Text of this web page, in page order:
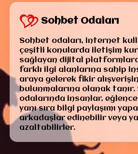
Sohbet Odaları
Sohbet odaları, internet
çeşitli konularda iletişim
sağlayan dijital
farklı ilgi alanlarına sahip
araya gelerek fikir
bulunmalarına olanak tanır.
odalarında insanlar,
yanı sıra bilgi paylaşımı
arkadaşlar edinebilir veya
azaltabilirler.